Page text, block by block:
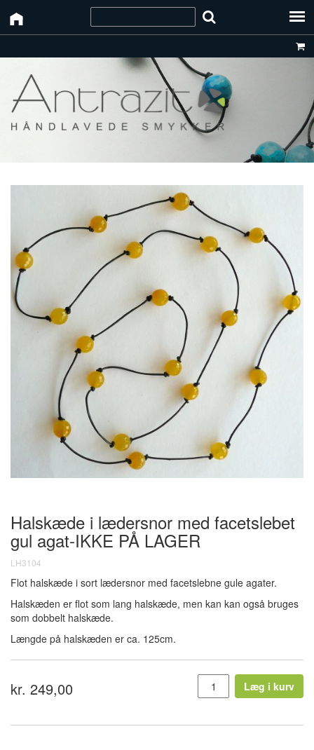
Halskæde i lædersnor med facetslebet
gul agat-IKKE PÅ LAGER
LH3104
Flot halskæde i sort lædersnor med facetslebne gule agater.
Halskæden er flot som lang halskæde, men kan kan også bruges
som dobbelt halskæde.
Længde på halskæden er ca. 125cm.
kr. 249,00 Læg i kurv